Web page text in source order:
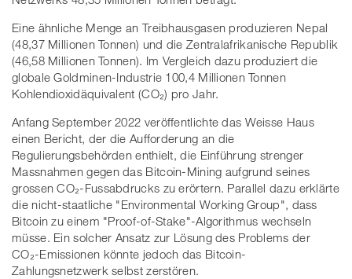
Eine ähnliche Menge an Treibhausgasen produzieren Nepal
(48,37 Millionen Tonnen) und die Zentralafrikanische Republik
(46,58 Millionen Tonnen). Im Vergleich dazu produziert die
globale Goldminen-Industrie 100,4 Millionen Tonnen
Kohlendioxidäquivalent (CO₂) pro Jahr.
Anfang September 2022 veröffentlichte das Weisse Haus
einen Bericht, der die Aufforderung an die
Regulierungsbehörden enthielt, die Einführung strenger
Massnahmen gegen das Bitcoin-Mining aufgrund seines
grossen CO₂-Fussabdrucks zu erörtern. Parallel dazu erklärte
die nicht-staatliche "Environmental Working Group", dass
Bitcoin zu einem "Proof-of-Stake"-Algorithmus wechseln
müsse. Ein solcher Ansatz zur Lösung des Problems der
CO₂-Emissionen könnte jedoch das Bitcoin-
Zahlungsnetzwerk selbst zerstören.